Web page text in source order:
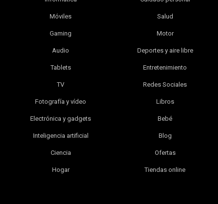
Móviles
Gaming
Audio
Tablets
TV
Fotografía y vídeo
Electrónica y gadgets
Inteligencia artificial
Ciencia
Hogar
Salud
Motor
Deportes y aire libre
Entretenimiento
Redes Sociales
Libros
Bebé
Blog
Ofertas
Tiendas online